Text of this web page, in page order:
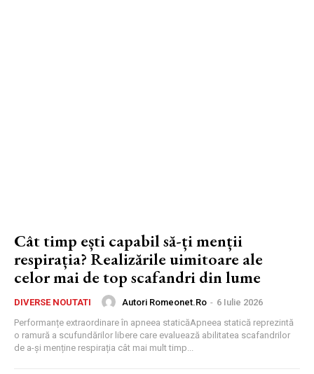
Cât timp ești capabil să-ți menții
respirația? Realizările uimitoare ale
celor mai de top scafandri din lume
DIVERSE NOUTATI Autori Romeonet.ro - 6 Iulie 2026
Performanțe extraordinare în apneea staticăApneea statică reprezintă
o ramură a scufundărilor libere care evaluează abilitatea scafandrilor
de a-și menține respirația cât mai mult timp...